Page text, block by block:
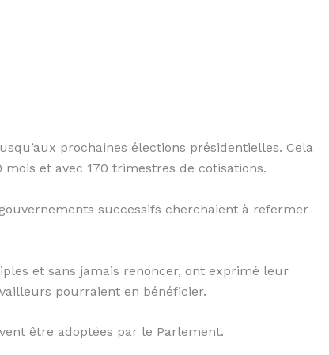
prochaines élections présidentielles. Cela
et avec 170 trimestres de cotisations.
successifs cherchaient à refermer
et sans jamais renoncer, ont exprimé leur
pourraient en bénéficier.
être adoptées par le Parlement.